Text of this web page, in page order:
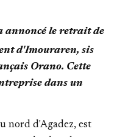
annoncé le retrait de
d'Imouraren, sis
Orano. Cette
dans un
nord d'Agadez, est